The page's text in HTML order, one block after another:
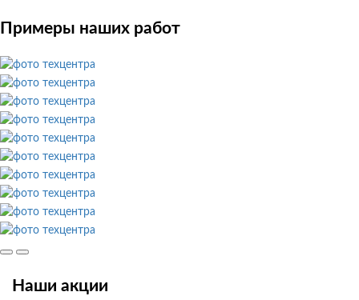
Примеры наших работ
Наши акции